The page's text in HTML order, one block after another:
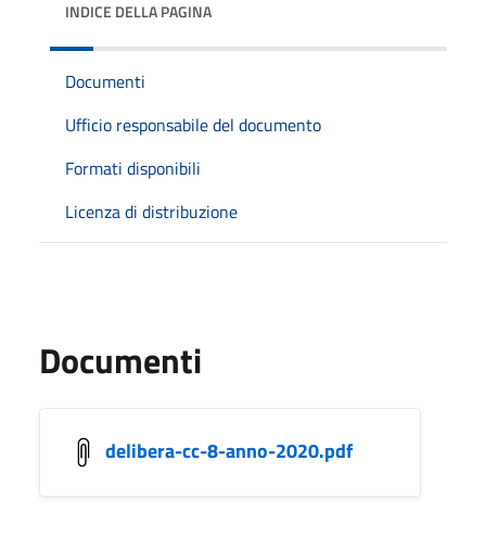
INDICE DELLA PAGINA
Documenti
Ufficio responsabile del documento
Formati disponibili
Licenza di distribuzione
Documenti
delibera-cc-8-anno-2020.pdf